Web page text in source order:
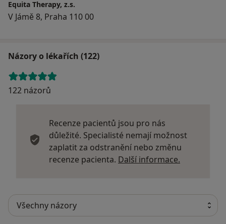
Equita Therapy, z.s.
V Jámě 8, Praha 110 00
Názory o lékařích (122)
122 názorů
Recenze pacientů jsou pro nás
důležité. Specialisté nemají možnost
zaplatit za odstranění nebo změnu
recenze pacienta. Další informace.